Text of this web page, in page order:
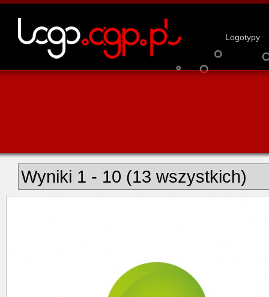
Logotypy
Wyniki 1 - 10 (13 wszystkich)